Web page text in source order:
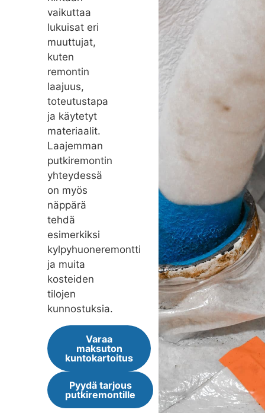
vaikuttaa
lukuisat eri
muuttujat,
kuten
remontin
laajuus,
toteutustapa
ja käytetyt
materiaalit.
Laajemman
putkiremontin
yhteydessä
on myös
näppärä
tehdä
esimerkiksi
kylpyhuoneremontti
ja muita
kosteiden
tilojen
kunnostuksia.
Varaa
maksuton
kuntokartoitus
Pyydä tarjous
putkiremontille